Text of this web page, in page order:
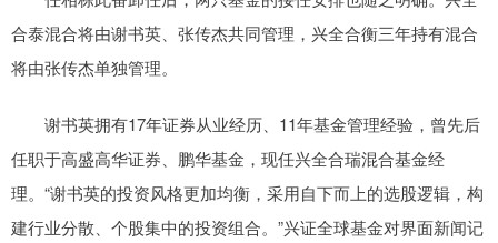
合泰混合将由谢书英、张传杰共同管理，兴全合衡三年持有混合
将由张传杰单独管理。
谢书英拥有17年证券从业经历、11年基金管理经验，曾先后
任职于高盛高华证券、鹏华基金，现任兴全合瑞混合基金经
理。“谢书英的投资风格更加均衡，采用自下而上的选股逻辑，构
建行业分散、个股集中的投资组合。”兴证全球基金对界面新闻记